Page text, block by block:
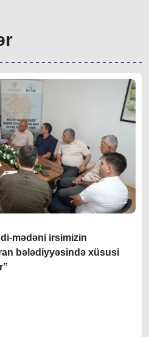
mədəni irsimizin
bələdiyyəsində xüsusi